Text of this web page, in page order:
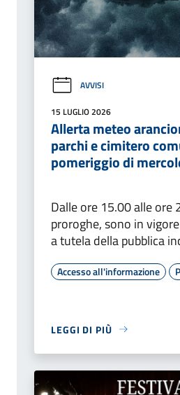
AVVISI
15 LUGLIO 2026
Allerta meteo
parchi e cimitero
pomeriggio di
Dalle ore 15.00 alle ore
proroghe, sono in
a tutela della pubblica
Accesso all'informazione
LEGGI DI PIÙ